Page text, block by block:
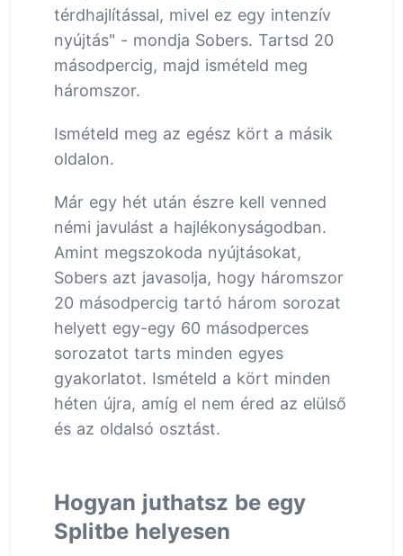
térdhajlítással, mivel ez egy intenzív
nyújtás" - mondja Sobers. Tartsd 20
másodpercig, majd ismételd meg
háromszor.
Ismételd meg az egész kört a másik
oldalon.
Már egy hét után észre kell venned
némi javulást a hajlékonyságodban.
Amint megszokoda nyújtásokat,
Sobers azt javasolja, hogy háromszor
20 másodpercig tartó három sorozat
helyett egy-egy 60 másodperces
sorozatot tarts minden egyes
gyakorlatot. Ismételd a kört minden
héten újra, amíg el nem éred az elülső
és az oldalsó osztást.
Hogyan juthatsz be egy
Splitbe helyesen